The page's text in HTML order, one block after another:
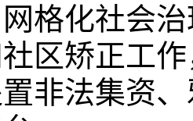
格化社会
区矫正工
非法集资